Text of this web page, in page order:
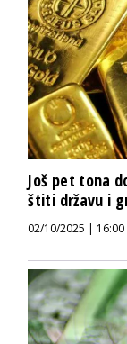
Još pet tona
štiti državu i
02/10/2025 | 16:00